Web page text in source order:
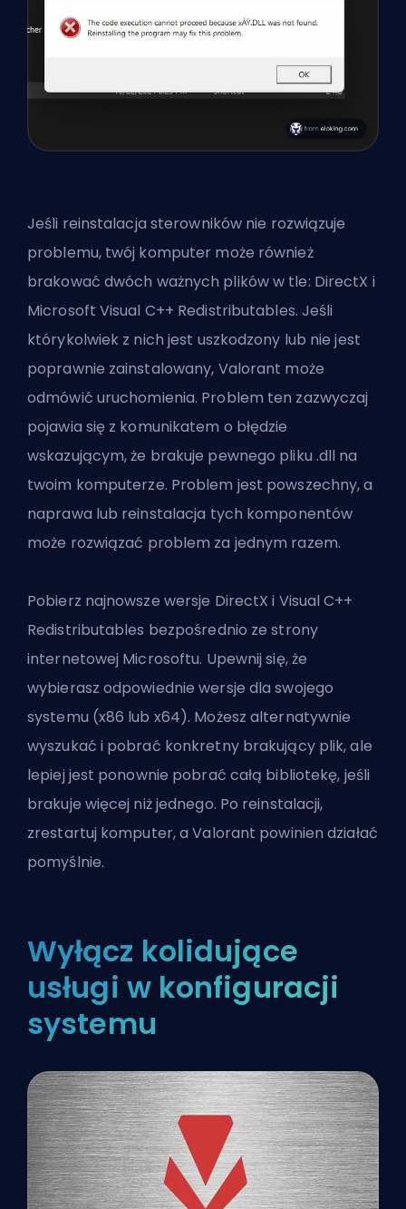
Jeśli reinstalacja sterowników nie rozwiązuje
problemu, twój komputer może również
brakować dwóch ważnych plików w tle: DirectX i
Microsoft Visual C++ Redistributables. Jeśli
którykolwiek z nich jest uszkodzony lub nie jest
poprawnie zainstalowany, Valorant może
odmówić uruchomienia. Problem ten zazwyczaj
pojawia się z komunikatem o błędzie
wskazującym, że brakuje pewnego pliku .dll na
twoim komputerze. Problem jest powszechny, a
naprawa lub reinstalacja tych komponentów
może rozwiązać problem za jednym razem.
Pobierz najnowsze wersje DirectX i Visual C++
Redistributables bezpośrednio ze strony
internetowej Microsoftu. Upewnij się, że
wybierasz odpowiednie wersje dla swojego
systemu (x86 lub x64). Możesz alternatywnie
wyszukać i pobrać konkretny brakujący plik, ale
lepiej jest ponownie pobrać całą bibliotekę, jeśli
brakuje więcej niż jednego. Po reinstalacji,
zrestartuj komputer, a Valorant powinien działać
pomyślnie.
Wyłącz kolidujące
usługi w konfiguracji
systemu